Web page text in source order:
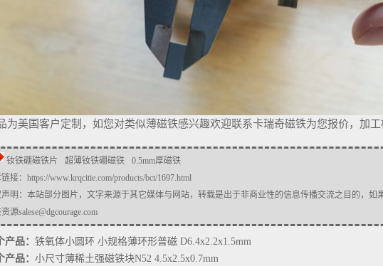
为美国客户定制，如您对类似薄磁铁感兴趣欢迎联系卡瑞奇磁铁为您报价，加工
钕铁硼磁铁片 超薄钕铁硼磁铁
0.5mm厚磁铁
接： https://www.krqcitie.com/products/bct/1697.html
明：本站部分图片，文字来源于其它媒体与网站，转载是出于非商业性的信息传播交流之目的，如
源salese@dgcourage.com
产品： 铁氧体小圆环 小规格薄环形普磁 D6.4x2.2x1.5mm
产品： 小尺寸薄稀土强磁铁块N52 4.5x2.5x0.7mm